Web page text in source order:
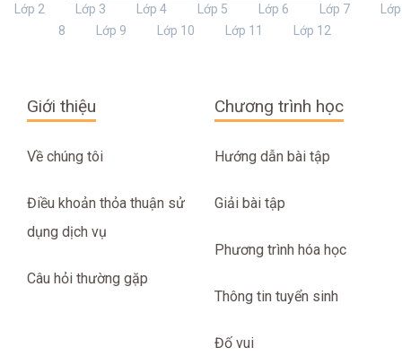
Lớp 2 Lớp 3 Lớp 4 Lớp 5 Lớp 6 Lớp 7
Lớp
8
Lớp 9 Lớp 10 Lớp 11 Lớp 12
Giới thiệu
Về chúng tôi
Điều khoản thỏa thuận sử
dụng dịch vụ
Câu hỏi thường gặp
Chương trình học
Hướng dẫn bài tập
Giải bài tập
Phương trình hóa học
Thông tin tuyển sinh
Đố vui